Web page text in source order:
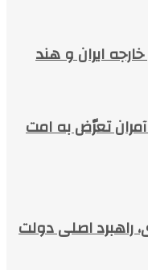
ایران و هند
آمران تعرّض به امت
راهبرد اصلی دولت